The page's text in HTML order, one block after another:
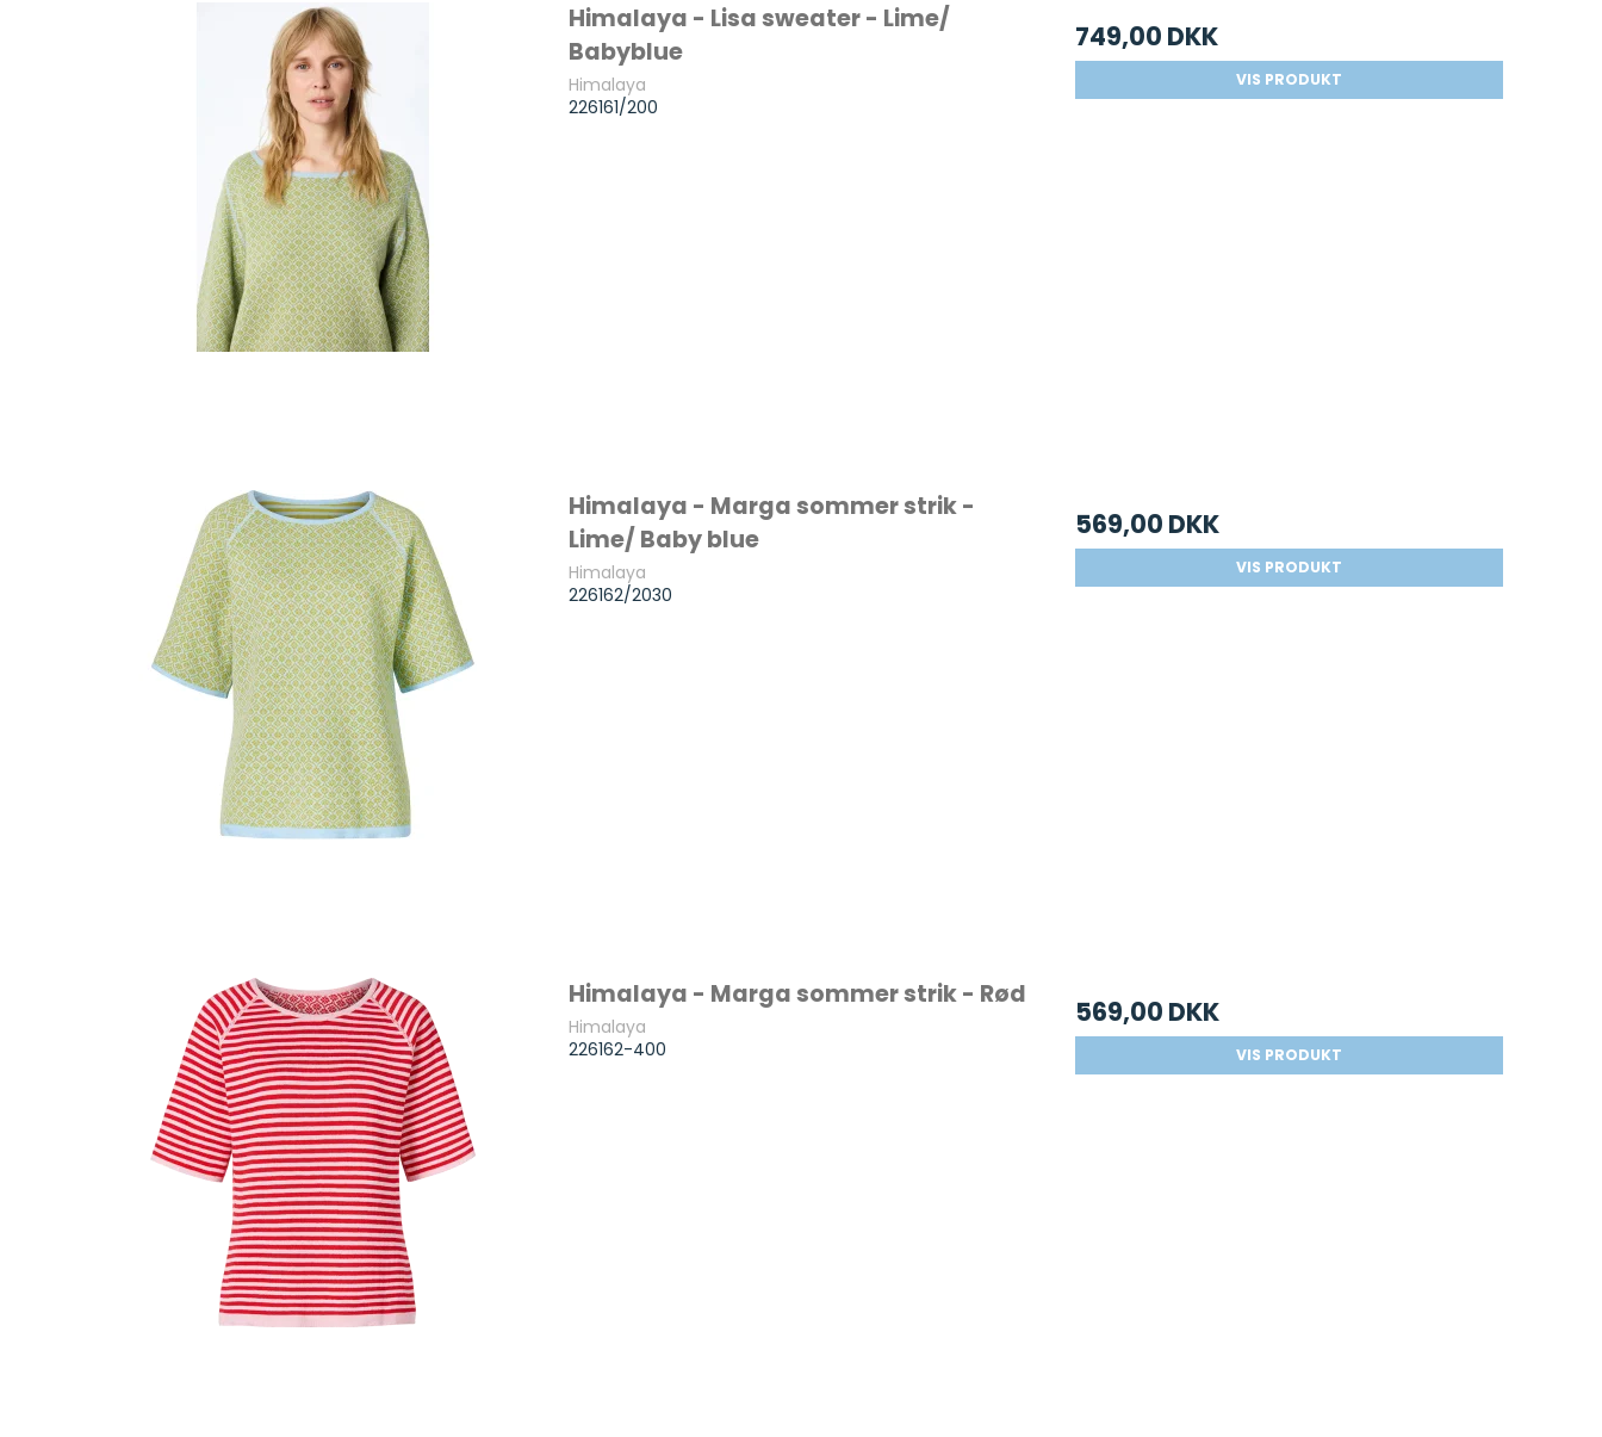
Himalaya - Lisa sweater - Lime/
Babyblue
Himalaya
226161/200
749,00 DKK
VIS PRODUKT
Himalaya - Marga sommer strik -
Lime/ Baby blue
Himalaya
226162/2030
569,00 DKK
VIS PRODUKT
Himalaya - Marga sommer strik - Rød
Himalaya
226162-400
569,00 DKK
VIS PRODUKT